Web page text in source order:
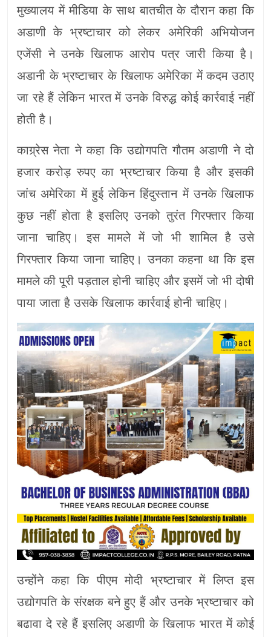
मुख्यालय में मीडिया के साथ बातचीत के दौरान कहा कि
अडाणी के भ्रष्टाचार को लेकर अमेरिकी अभियोजन
एजेंसी ने उनके खिलाफ आरोप पत्र जारी किया है।
अडानी के भ्रष्टाचार के खिलाफ अमेरिका में कदम उठाए
जा रहे हैं लेकिन भारत में उनके विरुद्ध कोई कार्रवाई नहीं
होती है।
काग्र्रेस नेता ने कहा कि उद्योगपति गौतम अडाणी ने दो
हजार करोड़ रुपए का भ्रष्टाचार किया है और इसकी
जांच अमेरिका में हुई लेकिन हिंदुस्तान में उनके खिलाफ
कुछ नहीं होता है इसलिए उनको तुरंत गिरफ्तार किया
जाना चाहिए। इस मामले में जो भी शामिल है उसे
गिरफ्तार किया जाना चाहिए। उनका कहना था कि इस
मामले की पूरी पड़ताल होनी चाहिए और इसमें जो भी दोषी
पाया जाता है उसके खिलाफ कार्रवाई होनी चाहिए।
उन्होंने कहा कि पीएम मोदी भ्रष्टाचार में लिप्त इस
उद्योगपति के संरक्षक बने हुए हैं और उनके भ्रष्टाचार को
बढावा दे रहे हैं इसलिए अडाणी के खिलाफ भारत में कोई